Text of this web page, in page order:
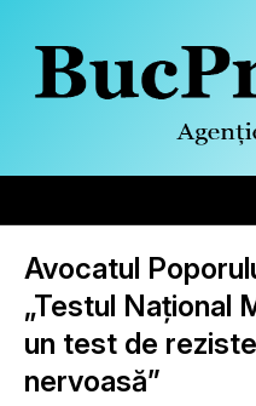
Avocatul
„Testul Național
un test de
nervoasă”